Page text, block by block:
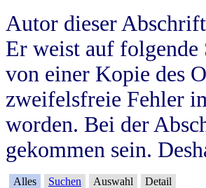
Autor dieser
Er weist auf
von einer Kopie des
zweifelsfreie Fehler
worden. Bei der
gekommen sein.
Alles Suchen Auswahl Detail